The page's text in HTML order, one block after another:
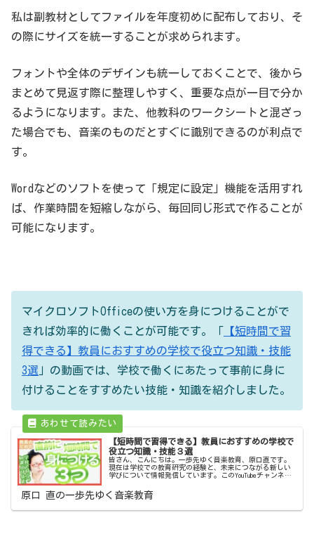
私は副教材としてファイルを年度初めに配布しており、そ
の際にサイズを統一することが求められます。
フォントや全体のデザインも統一しておくことで、後から
まとめて見返す際に整理しやすく、重要な点が一目で分か
るようになります。また、他教科のワークシートと混ざっ
た場合でも、音楽のものだとすぐに識別できるのが利点で
す。
Wordなどのソフトを使って「規定に設定」機能を活用すれ
ば、作業時間を短縮しながら、毎回同じ形式で作ることが
可能になります。
マイクロソフトOfficeの使い方を身につけることがで
きれば効率的に働くことが可能です。「 【短時間で習
得できる】教員におすすめの学校で役立つ知識・技能
3選 」の動画では、学校で働くにあたって事前に身に
付けることをすすめたい技能・知識を紹介しました。
【短時間で習得できる】教員におすすめの学校で
役立つ知識・技能３選
皆さん、こんにちは。一歩先ゆく音楽教育、原口直です。
現在は学校での教育研究の経験と、未来につながる新しい
学びについて情報発信しています。このYouTubeチャンネル
報と提案を発信しています...
原口 直の一歩先ゆく音楽教育